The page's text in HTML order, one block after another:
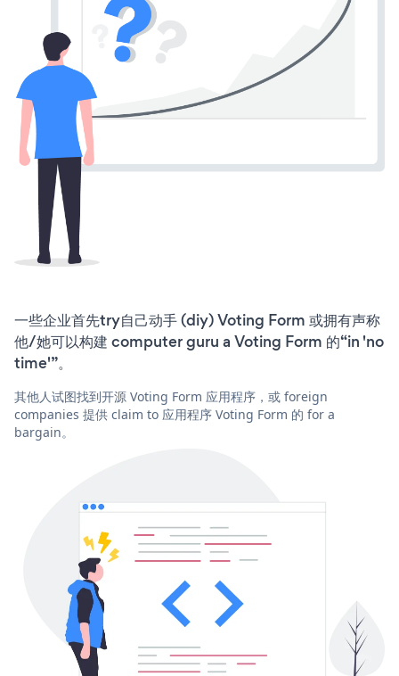
一些企业首先try自己动手 (diy) Voting Form 或拥有声称
他/她可以构建 computer guru a Voting Form 的“in 'no
time'”。
其他人试图找到开源 Voting Form 应用程序，或 foreign
companies 提供 claim to 应用程序 Voting Form 的 for a
bargain。